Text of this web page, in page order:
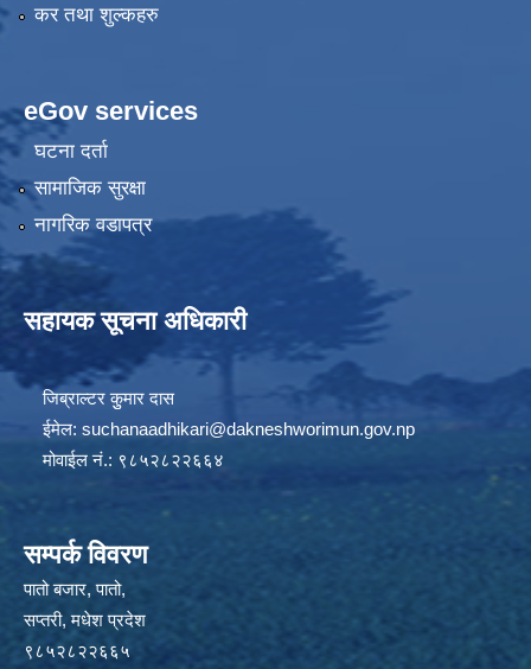
कर तथा शुल्कहरु
eGov services
घटना दर्ता
सामाजिक सुरक्षा
नागरिक वडापत्र
सहायक सूचना अधिकारी
जिब्राल्टर कुुमार दास
ईमेल: suchanaadhikari@dakneshworimun.gov.np
मोवाईल नं.: ९८५२८२२६६४
सम्पर्क विवरण
पातो बजार, पातो,
सप्तरी, मधेश प्रदेश
९८५२८२२६६५